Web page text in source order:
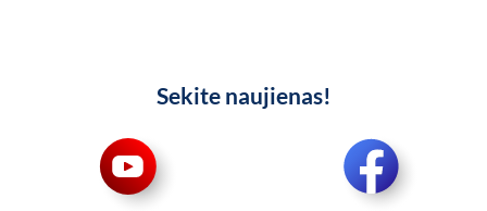
Sekite naujienas!